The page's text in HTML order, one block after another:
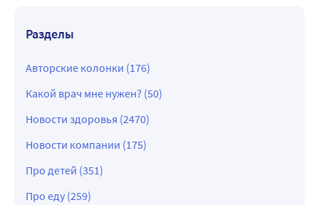
Разделы
Авторские колонки (176)
Какой врач мне нужен? (50)
Новости здоровья (2470)
Новости компании (175)
Про детей (351)
Про еду (259)